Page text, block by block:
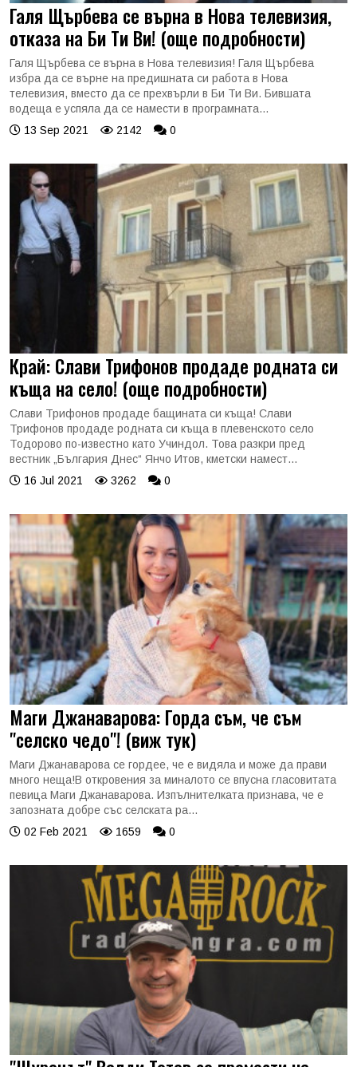
Галя Щърбева се върна в Нова телевизия,
отказа на Би Ти Ви! (още подробности)
Галя Щърбева се върна в Нова телевизия! Галя Щърбева
избра да се върне на предишната си работа в Нова
телевизия, вместо да се прехвърли в Би Ти Ви. Бившата
водеща е успяла да се намести в програмната...
13 Sep 2021
2142 0
Край: Слави Трифонов продаде родната си
къща на село! (още подробности)
Слави Трифонов продаде бащината си къща! Слави
Трифонов продаде родната си къща в плевенското село
Тодорово по-известно като Учиндол. Това разкри пред
вестник „България Днес“ Янчо Итов, кметски намест...
16 Jul 2021
3262 0
Маги Джанаварова: Горда съм, че съм
"селско чедо"! (виж тук)
Маги Джанаварова се гордее, че е видяла и може да прави
много неща!В откровения за миналото се впусна гласовитата
певица Маги Джанаварова. Изпълнителката признава, че е
запозната добре със селската ра...
02 Feb 2021
1659 0